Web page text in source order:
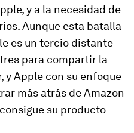
y a la necesidad de
Aunque esta batalla
es un tercio distante
para compartir la
y Apple con su enfoque
más atrás de Amazon
su producto